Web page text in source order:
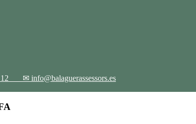
12 ✉ info@balaguerassessors.es